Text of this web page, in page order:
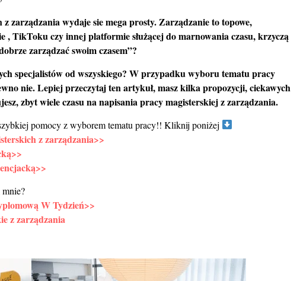
zarządzania wydaje sie mega prosty. Zarządzanie to topowe,
, TikToku czy innej platformie służącej do marnowania czasu, krzyczą
zarządzać swoim czasem”?
specjalistów od wszyskiego? W przypadku wyboru tematu pracy
nie. Lepiej przeczytaj ten artykuł, masz kilka propozycji, ciekawych
zbyt wiele czasu na napisania pracy magisterskiej z zarządzania.
pomocy z wyborem tematu pracy!! Kliknij poniżej
z zarządzania>>
W Tydzień>>
z zarządzania